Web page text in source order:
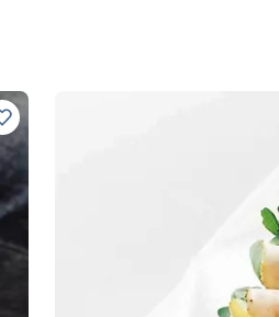
Ajouter à vos recettes préférées